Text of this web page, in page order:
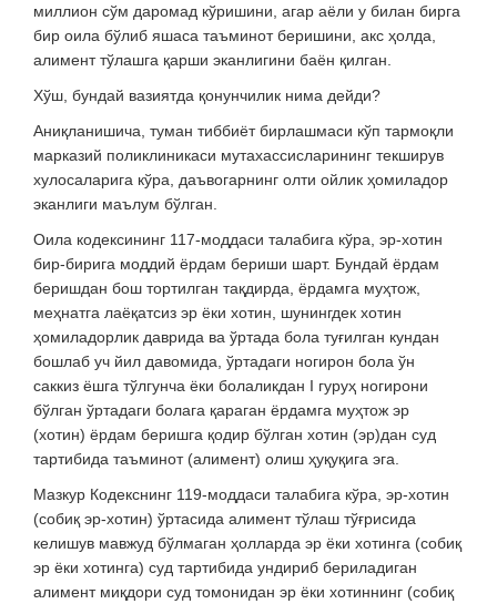
миллион сўм даромад кўришини, агар аёли у билан бирга
бир оила бўлиб яшаса таъминот беришини, акс ҳолда,
алимент тўлашга қарши эканлигини баён қилган.
Хўш, бундай вазиятда қонунчилик нима дейди?
Аниқланишича, туман тиббиёт бирлашмаси кўп тармоқли
марказий поликлиникаси мутахассисларининг текширув
хулосаларига кўра, даъвогарнинг олти ойлик ҳомиладор
эканлиги маълум бўлган.
Оила кодексининг 117-моддаси талабига кўра, эр-хотин
бир-бирига моддий ёрдам бериши шарт. Бундай ёрдам
беришдан бош тортилган тақдирда, ёрдамга муҳтож,
меҳнатга лаёқатсиз эр ёки хотин, шунингдек хотин
ҳомиладорлик даврида ва ўртада бола туғилган кундан
бошлаб уч йил давомида, ўртадаги ногирон бола ўн
саккиз ёшга тўлгунча ёки болаликдан I гуруҳ ногирони
бўлган ўртадаги болага қараган ёрдамга муҳтож эр
(хотин) ёрдам беришга қодир бўлган хотин (эр)дан суд
тартибида таъминот (алимент) олиш ҳуқуқига эга.
Мазкур Кодекснинг 119-моддаси талабига кўра, эр-хотин
(собиқ эр-хотин) ўртасида алимент тўлаш тўғрисида
келишув мавжуд бўлмаган ҳолларда эр ёки хотинга (собиқ
эр ёки хотинга) суд тартибида ундириб бериладиган
алимент миқдори суд томонидан эр ёки хотиннинг (собиқ